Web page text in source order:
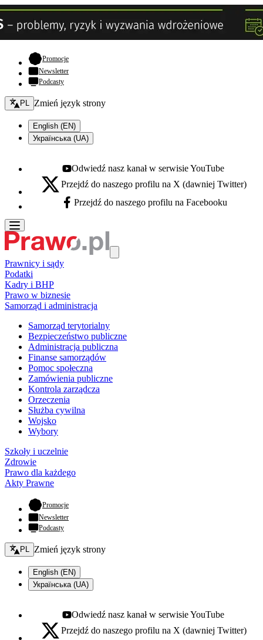
Promocje- otwiera się w nowej karcie
Newsletter
Podcasty
Zmień język - bieżący:
PL Zmień język strony
English (EN)
Українська (UA)
Youtube - otwiera się w nowej karcie
Odwiedź nasz kanał w serwisie YouTube
X - otwiera się w nowej karcie
Przejdź do naszego profilu na X (dawniej Twitter)
Facebook - otwiera się w nowej karcie
Przejdź do naszego profilu na Facebooku
Prawnicy i sądy
Podatki
Kadry i BHP
Prawo w biznesie
Samorząd i administracja
Samorząd terytorialny
Bezpieczeństwo publiczne
Administracja publiczna
Finanse samorządów
Pomoc społeczna
Zamówienia publiczne
Kontrola zarządcza
Orzeczenia
Służba cywilna
Wojsko
Wybory
Szkoły i uczelnie
Zdrowie
Prawo dla każdego
Akty Prawne
Promocje- otwiera się w nowej karcie
Newsletter
Podcasty
Zmień język - bieżący:
PL Zmień język strony
English (EN)
Українська (UA)
Youtube - otwiera się w nowej karcie
Odwiedź nasz kanał w serwisie YouTube
X - otwiera się w nowej karcie
Przejdź do naszego profilu na X (dawniej Twitter)